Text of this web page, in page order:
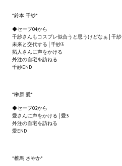
REBalance
Работы Kuroneko
Doom 3 Remaster Fan Edition
Quake III Arena Remaster Fan
Star Trek Voyager Elite Force
Red Faction remaster Fan Edition
*鈴本 千紗*
◆セーブ04から
千紗さんもコスプレ似合うと思うけどなぁ│千
未来と交代する│千紗3
拓人さんに声をかける
外注の自宅を訪ねる
千紗END
*榊原 愛*
◆セーブ02から
愛さんに声をかける│愛3
外注の自宅を訪ねる
愛END
*椎馬 さやか*